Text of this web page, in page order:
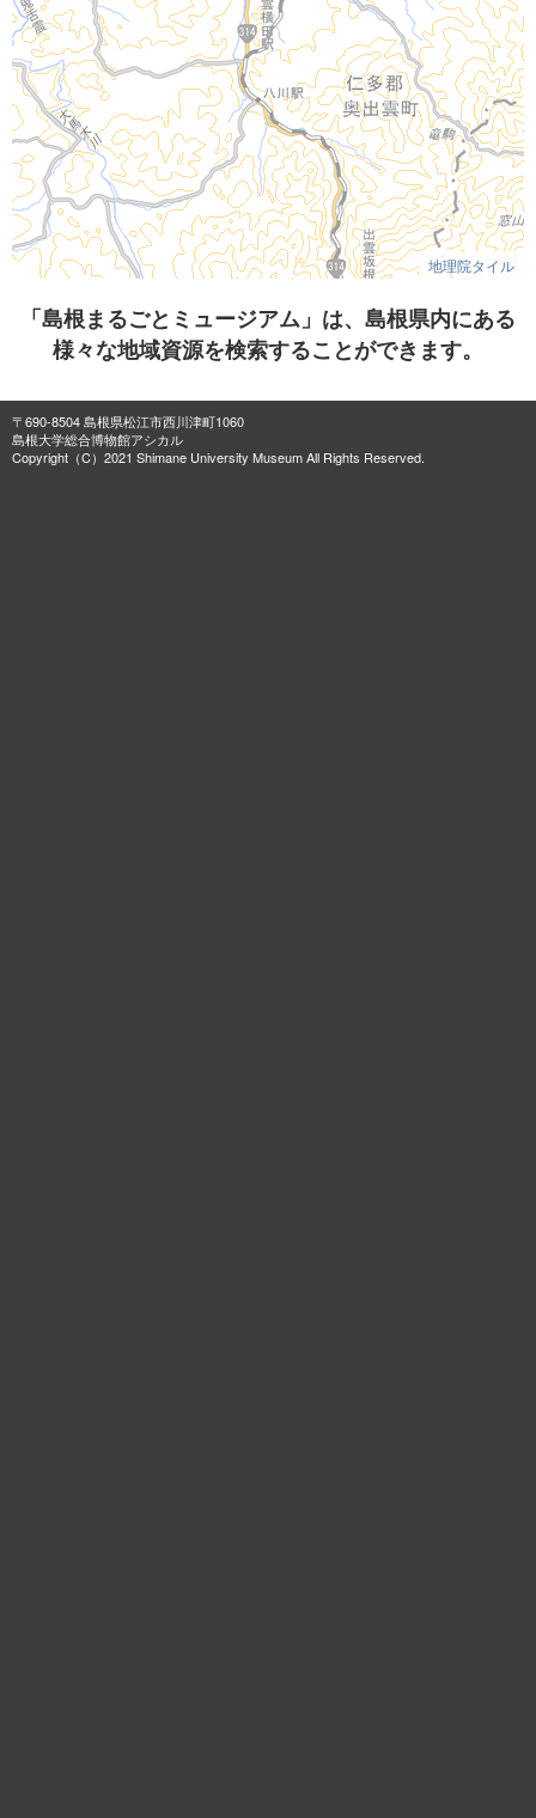
地理院タイル
「島根まるごとミュージアム」は、島根県内にある
様々な地域資源を検索することができます。
〒690-8504 島根県松江市西川津町1060
島根大学総合博物館アシカル
Copyright（C）2021 Shimane University Museum All Rights Reserved.